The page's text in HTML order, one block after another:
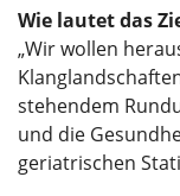
Wie lautet das
„Wir wollen
stehendem
und die
geriatrischen